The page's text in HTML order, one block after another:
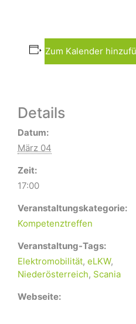
Zum Kalender
Details
Datum:
März 04
Zeit:
17:00
Veranstaltungskategorie:
Kompetenztreffen
Veranstaltung-Tags:
Elektromobilität, eLKW,
Niederösterreich, Scania
Webseite: